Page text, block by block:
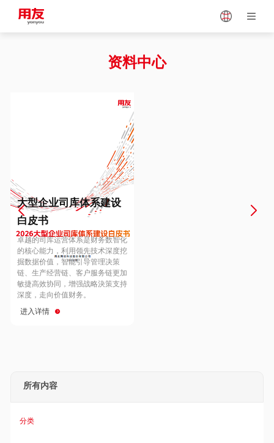
Vietnam
Europe
Hungary
Hong Kong
资料中心
大型企业司库体系建设
白皮书
卓越的司库运营体系是财务数智化
的核心能力，利用领先技术深度挖
掘数据价值，智能引导管理决策
链、生产经营链、客户服务链更加
敏捷高效协同，增强战略決策支持
深度，走向价值财务。
进入详情
所有内容
分类